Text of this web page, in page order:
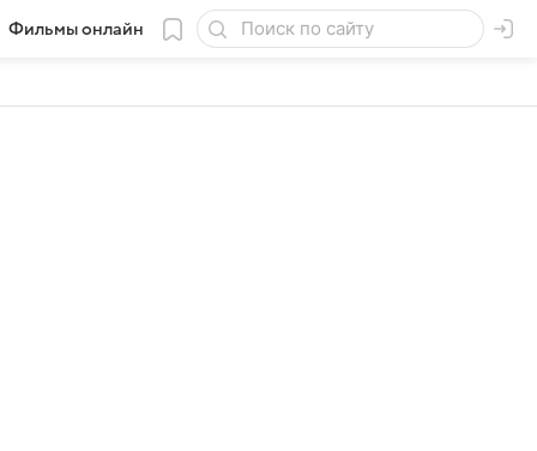
Фильмы онлайн